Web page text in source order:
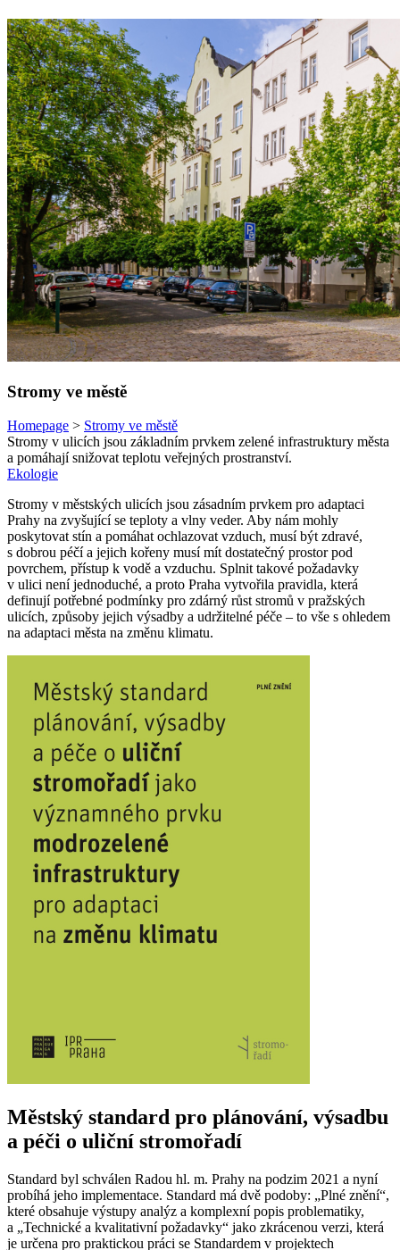
Stromy ve městě
Homepage > Stromy ve městě
Stromy v ulicích jsou základním prvkem zelené infrastruktury města
a pomáhají snižovat teplotu veřejných prostranství.
Ekologie
Stromy v městských ulicích jsou zásadním prvkem pro adaptaci
Prahy na zvyšující se teploty a vlny veder. Aby nám mohly
poskytovat stín a pomáhat ochlazovat vzduch, musí být zdravé,
s dobrou péčí a jejich kořeny musí mít dostatečný prostor pod
povrchem, přístup k vodě a vzduchu. Splnit takové požadavky
v ulici není jednoduché, a proto Praha vytvořila pravidla, která
definují potřebné podmínky pro zdárný růst stromů v pražských
ulicích, způsoby jejich výsadby a udržitelné péče – to vše s ohledem
na adaptaci města na změnu klimatu.
Městský standard pro plánování, výsadbu
a péči o uliční stromořadí
Standard byl schválen Radou hl. m. Prahy na podzim 2021 a nyní
probíhá jeho implementace. Standard má dvě podoby: „Plné znění“,
které obsahuje výstupy analýz a komplexní popis problematiky,
a „Technické a kvalitativní požadavky“ jako zkrácenou verzi, která
je určena pro praktickou práci se Standardem v projektech